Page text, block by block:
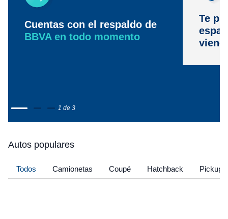
Cuentas con el respaldo de
BBVA en todo momento
Te
1 de 3
Autos populares
Todos Camionetas Coupé Hatchback Pickup